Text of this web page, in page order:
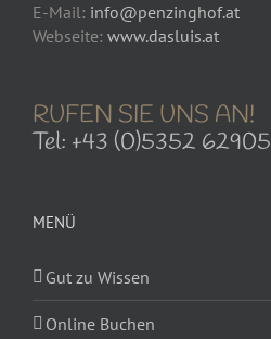
E-Mail: info@penzinghof.at
Webseite: www.dasluis.at
RUFEN SIE UNS AN!
Tel: +43 (0)5352 62905
MENÜ
Gut zu Wissen
Online Buchen